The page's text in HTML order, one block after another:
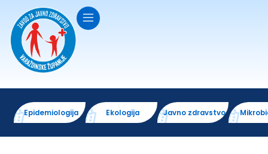
Epidemiologija Ekologija Javno zdravstvo